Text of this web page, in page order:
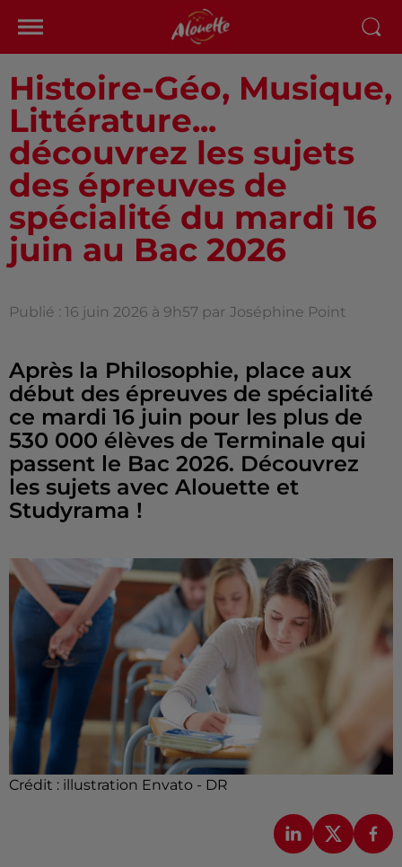
Histoire-Géo, Musique,
Littérature...
découvrez les sujets
des épreuves de
spécialité du mardi 16
juin au Bac 2026
Publié : 16 juin 2026 à 9h57 par Joséphine Point
Après la Philosophie, place aux
début des épreuves de spécialité
ce mardi 16 juin pour les plus de
530 000 élèves de Terminale qui
passent le Bac 2026. Découvrez
les sujets avec Alouette et
Studyrama !
Crédit : illustration Envato - DR